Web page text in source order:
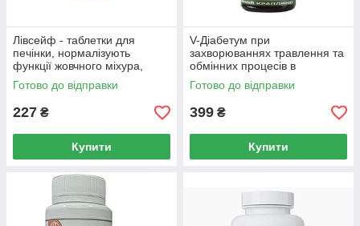
Лівсейф - таблетки для
печінки, нормалізують
функції жовчного міхура,
сприяють регенерації
печінки.
Готово до відправки
227 ₴
Купити
V-Діабетум при
захворюваннях травлення та
обмінних процесів в
організмі. 10 мл.
Готово до відправки
399 ₴
Купити